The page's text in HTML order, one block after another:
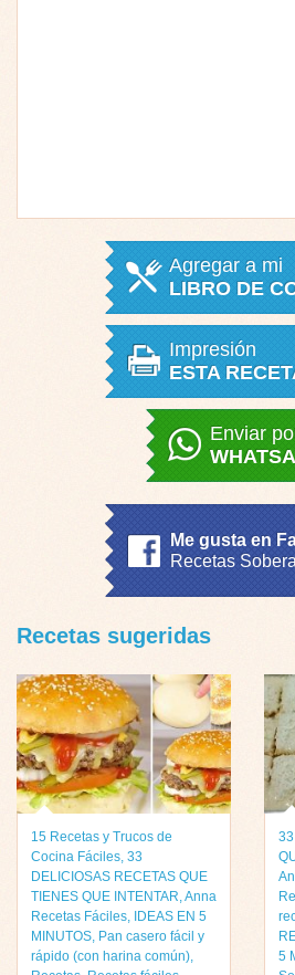
Agregar a mi
LIBRO DE
Impresión
ESTA
Enviar
Me gusta en
Recetas
Recetas sugeridas
15 Recetas y Trucos de
Cocina Fáciles, 33
DELICIOSAS RECETAS QUE
TIENES QUE INTENTAR,Anna
Recetas Fáciles, IDEAS EN 5
MINUTOS, Pan casero fácil y
rápido (con harina común),
5